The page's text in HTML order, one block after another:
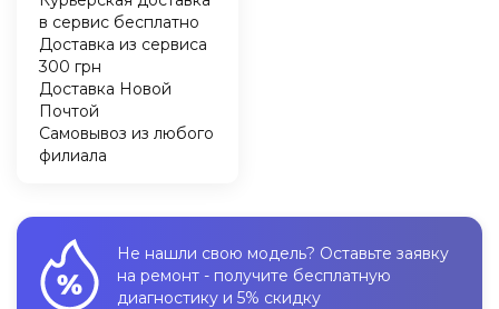
в сервис бесплатно
Доставка из сервиса
300 грн
Доставка Новой
Почтой
Самовывоз из любого
филиала
Не нашли свою модель? Оставьте заявку
на ремонт - получите бесплатную
диагностику и 5% скидку